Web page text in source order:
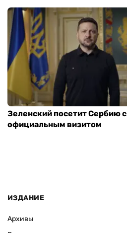
Зеленский посетит Сербию с
официальным визитом
ИЗДАНИЕ
Архивы